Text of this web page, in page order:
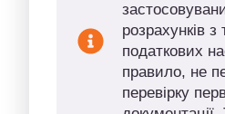
розрахунків з
податкових
правило, не
перевірку